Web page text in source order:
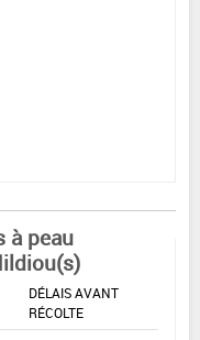
à peau
DÉLAIS AVANT
RÉCOLTE